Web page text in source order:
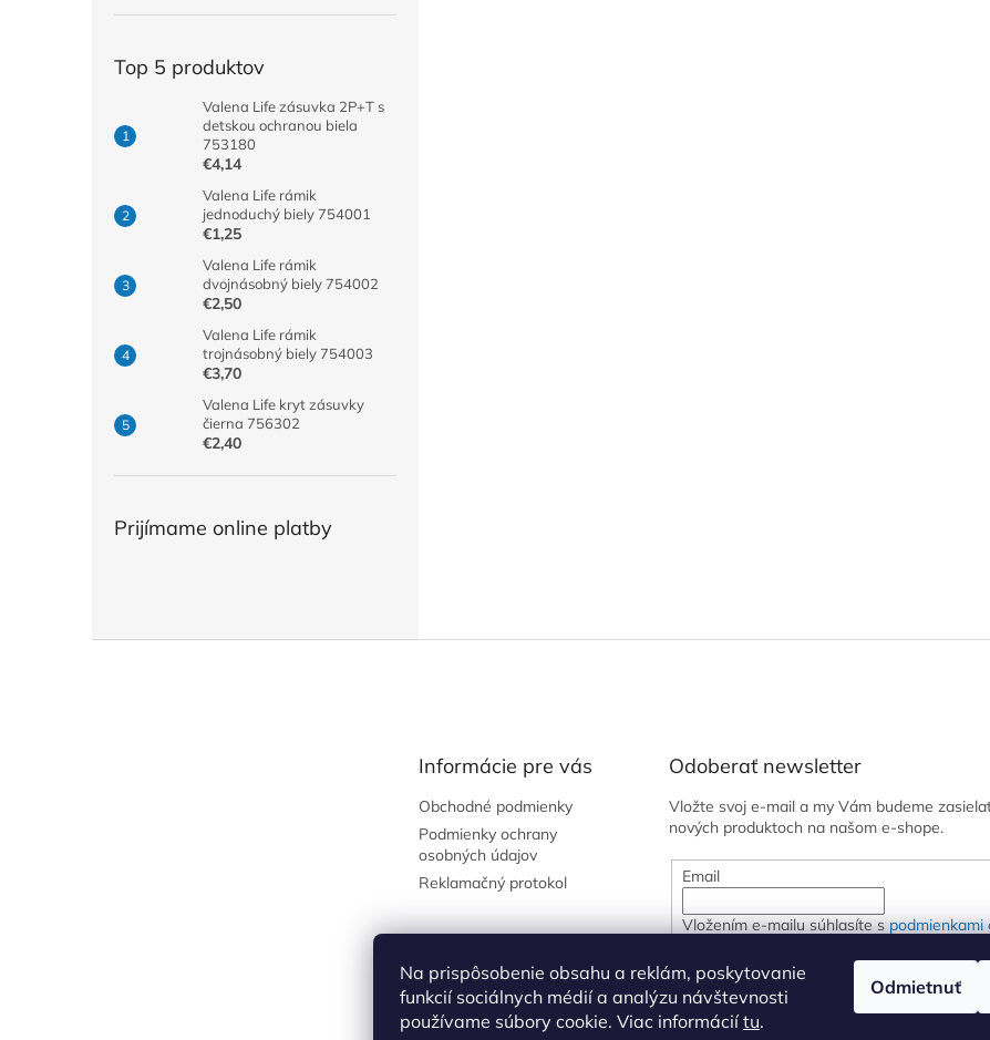
Na prispôsobenie obsahu a reklám, poskytovanie
funkcií sociálnych médií a analýzu návštevnosti
používame súbory cookie. Viac informáciítu.
Odmietnuť
Top 5 produktov
Valena Life zásuvka 2P+T s
detskou ochranou biela
753180
€4,14
Valena Life rámik
jednoduchý biely 754001
€1,25
Valena Life rámik
dvojnásobný biely 754002
€2,50
Valena Life rámik
trojnásobný biely 754003
€3,70
Valena Life kryt zásuvky
čierna 756302
€2,40
Prijímame online platby
Informácie pre vás
Obchodné podmienky
Podmienky ochrany
osobných údajov
Reklamačný protokol
Odoberať newsletter
Vložte svoj e-mail a my Vám budeme
nových produktoch na našom e-shope.
Email
Vložením e-mailu súhlasíte spodmienkami
PRIHLÁSIŤ SA